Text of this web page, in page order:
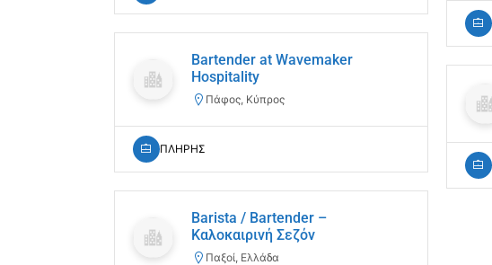
Bartender at Wavemaker
Hospitality
Πάφος, Κύπρος
ΠΛΗΡΗΣ
Barista / Bartender –
Καλοκαιρινή Σεζόν
Παξοί, Ελλάδα